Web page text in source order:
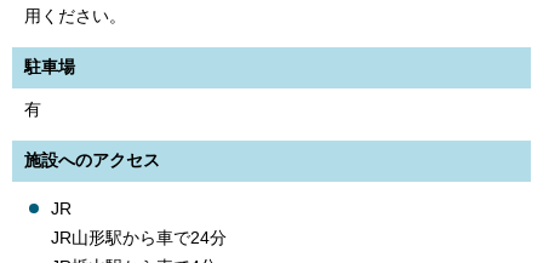
用ください。
駐車場
有
施設へのアクセス
JR
JR山形駅から車で24分